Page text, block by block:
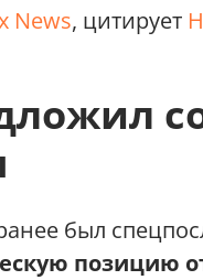
News, цитирует
был
позицию